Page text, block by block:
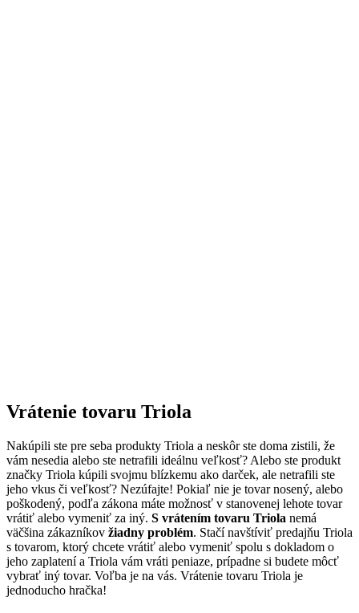
Vrátenie tovaru Triola
Nakúpili ste pre seba produkty Triola a neskôr ste doma zistili, že
vám nesedia alebo ste netrafili ideálnu veľkosť? Alebo ste produkt
značky Triola kúpili svojmu blízkemu ako darček, ale netrafili ste
jeho vkus či veľkosť? Nezúfajte! Pokiaľ nie je tovar nosený, alebo
poškodený, podľa zákona máte možnosť v stanovenej lehote tovar
vrátiť alebo vymeniť za iný. S vrátením tovaru Triola nemá
väčšina zákazníkov žiadny problém. Stačí navštíviť predajňu Triola
s tovarom, ktorý chcete vrátiť alebo vymeniť spolu s dokladom o
jeho zaplatení a Triola vám vráti peniaze, prípadne si budete môcť
vybrať iný tovar. Voľba je na vás. Vrátenie tovaru Triola je
jednoducho hračka!